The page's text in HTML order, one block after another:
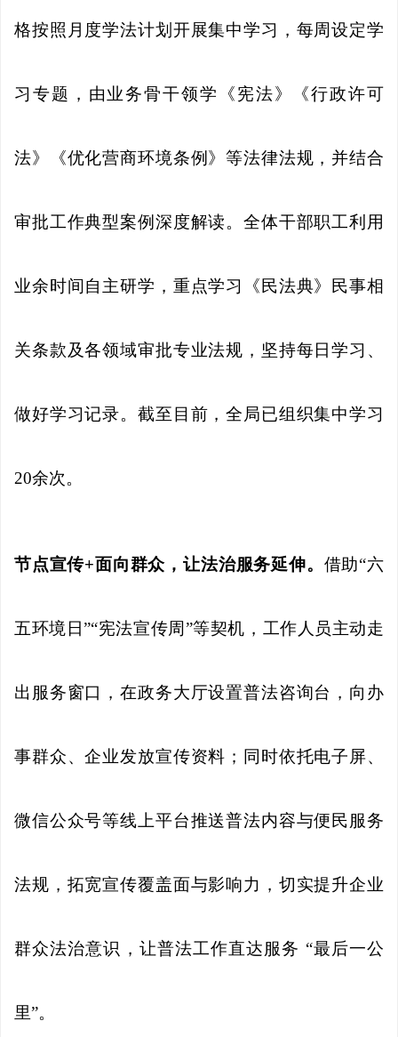
格按照月度学法计划开展集中学习，每周设定学
习专题，由业务骨干领学《宪法》《行政许可
法》《优化营商环境条例》等法律法规，并结合
审批工作典型案例深度解读。全体干部职工利用
业余时间自主研学，重点学习《民法典》民事相
关条款及各领域审批专业法规，坚持每日学习、
做好学习记录。截至目前，全局已组织集中学习
20余次。
节点宣传+面向群众，让法治服务延伸。 借助“六
五环境日”“宪法宣传周”等契机，工作人员主动走
出服务窗口，在政务大厅设置普法咨询台，向办
事群众、企业发放宣传资料；同时依托电子屏、
微信公众号等线上平台推送普法内容与便民服务
法规，拓宽宣传覆盖面与影响力，切实提升企业
群众法治意识，让普法工作直达服务 “最后一公
里”。